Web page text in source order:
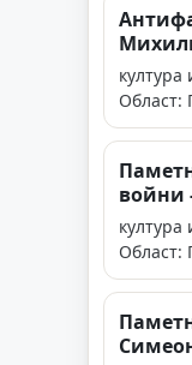
култура
Област:
войни
култура
Област: